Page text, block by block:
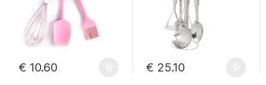
€ 10.60 € 25.10